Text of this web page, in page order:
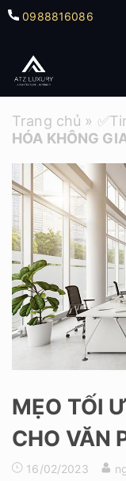
0988816086
Trang chủ »
HÓA KHÔNG
MẸO TỐI
CHO VĂN
16/02/2023